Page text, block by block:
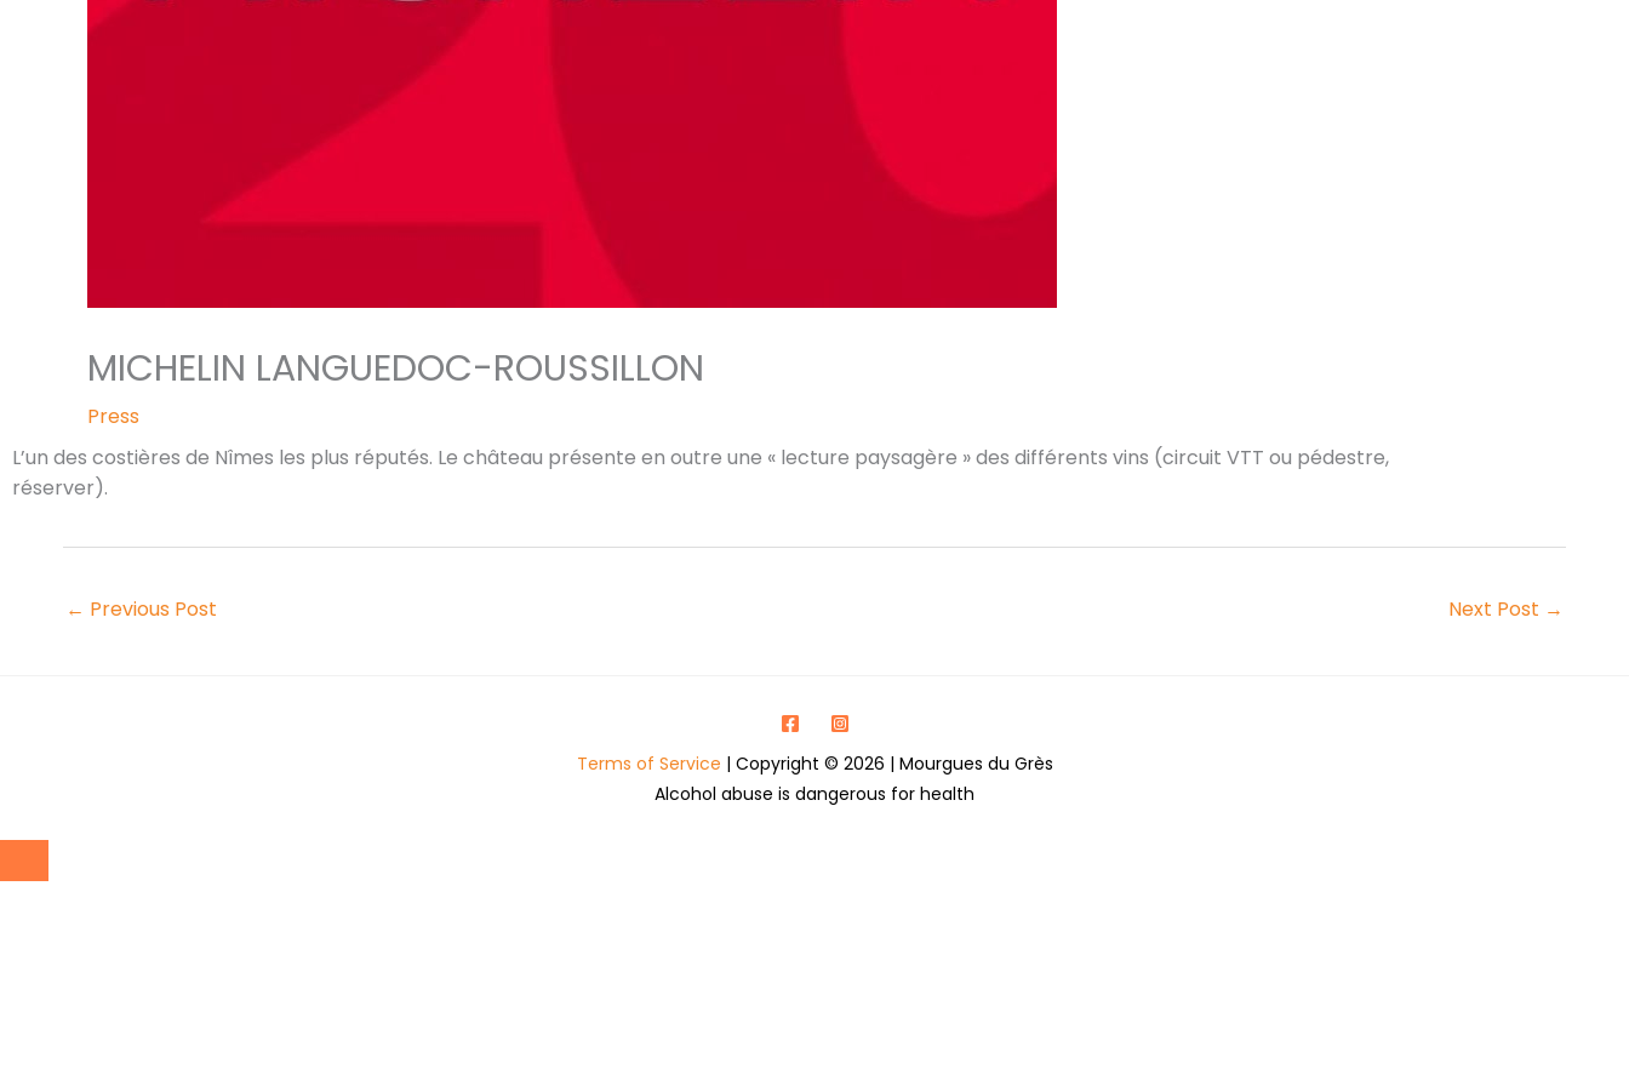
MICHELIN LANGUEDOC-ROUSSILLON
Press
L’un des costières de Nîmes les plus réputés. Le château présente en outre une « lecture paysagère » des différents vins (circuit VTT ou pédestre,
réserver).
← Previous Post Next Post →
Terms of Service | Copyright © 2026 | Mourgues du Grès
Alcohol abuse is dangerous for health